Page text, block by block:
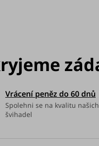
Vrácení peněz do 60 dnů
Spolehni se na kvalitu našich
švihadel